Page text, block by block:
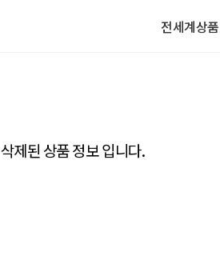
전세계상품
삭제된 상품 정보 입니다.